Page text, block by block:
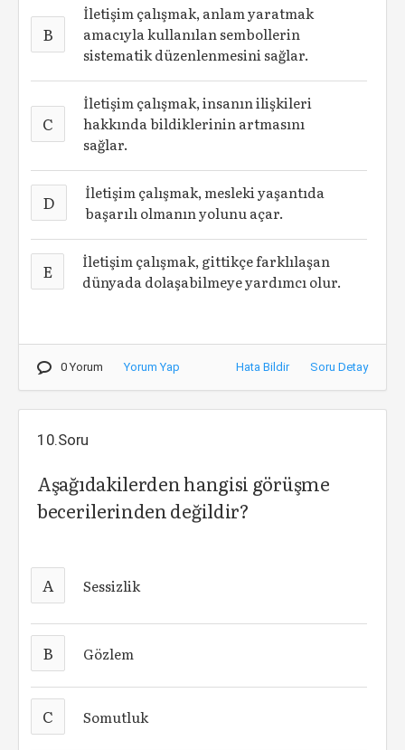
B
İletişim çalışmak, anlam yaratmak
amacıyla kullanılan sembollerin
sistematik düzenlenmesini sağlar.
C
İletişim çalışmak, insanın ilişkileri
hakkında bildiklerinin artmasını
sağlar.
D
İletişim çalışmak, mesleki yaşantıda
başarılı olmanın yolunu açar.
E
İletişim çalışmak, gittikçe farklılaşan
dünyada dolaşabilmeye yardımcı olur.
0 Yorum Yorum Yap Hata Bildir Soru Detay
10.Soru
Aşağıdakilerden hangisi görüşme
becerilerinden değildir?
A Sessizlik
B Gözlem
C Somutluk